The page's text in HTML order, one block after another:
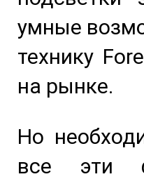
умные
технику
на рынке.
Но
все эти